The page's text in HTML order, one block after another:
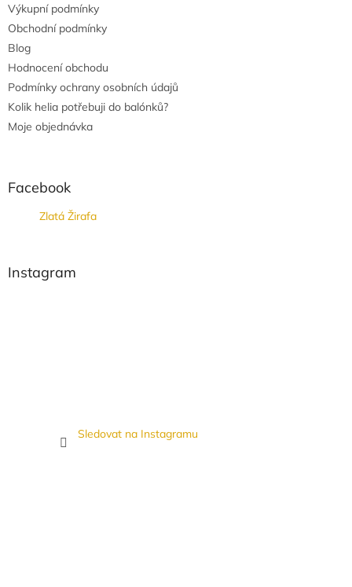
Výkupní podmínky
Obchodní podmínky
Blog
Hodnocení obchodu
Podmínky ochrany osobních údajů
Kolik helia potřebuji do balónků?
Moje objednávka
Facebook
Zlatá Žirafa
Instagram
Sledovat na Instagramu